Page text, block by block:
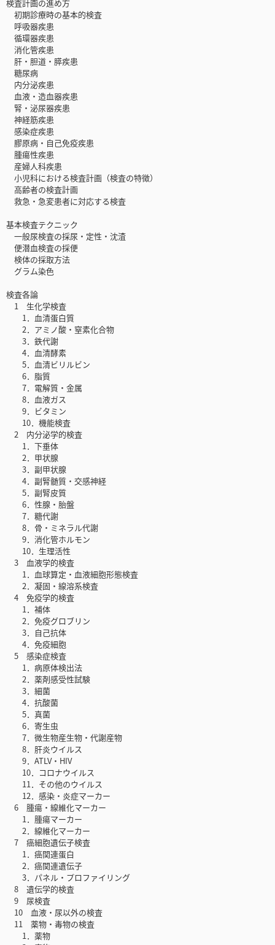
検査計画の進め方
初期診療時の基本的検査
呼吸器疾患
循環器疾患
消化管疾患
肝・胆道・膵疾患
糖尿病
内分泌疾患
血液・造血器疾患
腎・泌尿器疾患
神経筋疾患
感染症疾患
膠原病・自己免疫疾患
腫瘍性疾患
産婦人科疾患
小児科における検査計画（検査の特徴）
高齢者の検査計画
救急・急変患者に対応する検査
基本検査テクニック
一般尿検査の採尿・定性・沈渣
便潜血検査の採便
検体の採取方法
グラム染色
検査各論
1 生化学検査
1．血清蛋白質
2．アミノ酸・窒素化合物
3．鉄代謝
4．血清酵素
5．血清ビリルビン
6．脂質
7．電解質・金属
8．血液ガス
9．ビタミン
10．機能検査
2 内分泌学的検査
1．下垂体
2．甲状腺
3．副甲状腺
4．副腎髄質・交感神経
5．副腎皮質
6．性腺・胎盤
7．糖代謝
8．骨・ミネラル代謝
9．消化管ホルモン
10．生理活性
3 血液学的検査
1．血球算定・血液細胞形態検査
2．凝固・線溶系検査
4 免疫学的検査
1．補体
2．免疫グロブリン
3．自己抗体
4．免疫細胞
5 感染症検査
1．病原体検出法
2．薬剤感受性試験
3．細菌
4．抗酸菌
5．真菌
6．寄生虫
7．微生物産生物・代謝産物
8．肝炎ウイルス
9．ATLV・HIV
10．コロナウイルス
11．その他のウイルス
12．感染・炎症マーカー
6 腫瘍・線維化マーカー
1．腫瘍マーカー
2．線維化マーカー
7 癌細胞遺伝子検査
1．癌関連蛋白
2．癌関連遺伝子
3．パネル・プロファイリング
8 遺伝学的検査
9 尿検査
10 血液・尿以外の検査
11 薬物・毒物の検査
1．薬物